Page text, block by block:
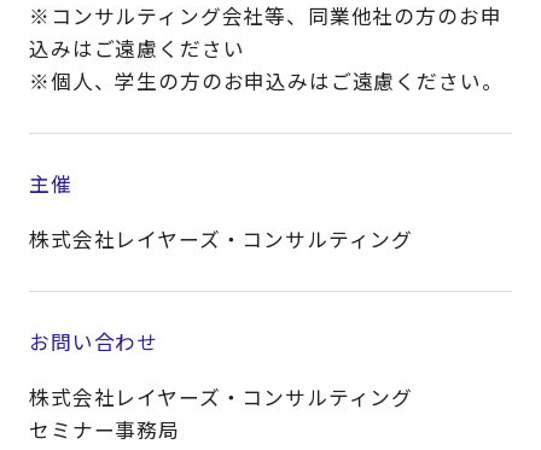
※コンサルティング会社等、同業他社の方のお申
込みはご遠慮ください
※個人、学生の方のお申込みはご遠慮ください。​
主催
株式会社レイヤーズ・コンサルティング
お問い合わせ
株式会社レイヤーズ・コンサルティング
セミナー事務局